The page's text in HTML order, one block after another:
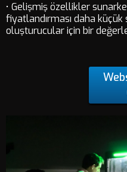
• Gelişmiş özellikler
fiyatlandırması daha
oluşturucular için bir